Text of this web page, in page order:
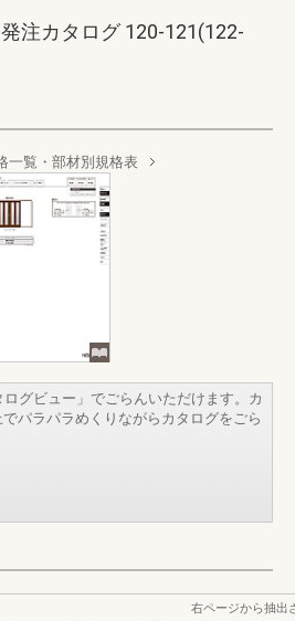
注カタログ 120-121(122-
一覧・部材別規格表
グビュー」でごらんいただけます。カ
パラパラめくりながらカタログをごら
右ページから抽出